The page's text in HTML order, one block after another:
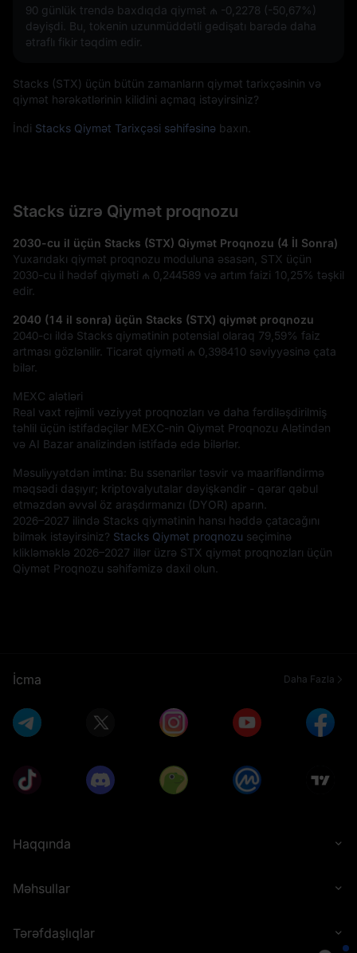
90 günlük trendə baxdıqda qiymət ₼ -0,2278 (-50,67%)
dəyişdi. Bu, tokenin uzunmüddətli gedişatı barədə daha
ətraflı fikir təqdim edir.
Stacks (STX) üçün bütün zamanların qiymət tarixçəsinin və
qiymət hərəkətlərinin kilidini açmaq istəyirsiniz?
İndi Stacks Qiymət Tarixçəsi səhifəsinə baxın.
Stacks üzrə Qiymət proqnozu
2030-cu il üçün Stacks (STX) Qiymət Proqnozu (4 İl Sonra)
Yuxarıdakı qiymət proqnozu moduluna əsasən, STX üçün
2030-cu il hədəf qiyməti ₼ 0,244589 və artım faizi 10,25% təşkil
edir.
2040 (14 il sonra) üçün Stacks (STX) qiymət proqnozu
2040-cı ildə Stacks qiymətinin potensial olaraq 79,59% faiz
artması gözlənilir. Ticarət qiyməti ₼ 0,398410 səviyyəsinə çata
bilər.
MEXC alətləri
Real vaxt rejimli vəziyyət proqnozları və daha fərdiləşdirilmiş
təhlil üçün istifadəçilər MEXC-nin Qiymət Proqnozu Alətindən
və AI Bazar analizindən istifadə edə bilərlər.
Məsuliyyətdən imtina: Bu ssenarilər təsvir və maarifləndirmə
məqsədi daşıyır; kriptovalyutalar dəyişkəndir - qərar qəbul
etməzdən əvvəl öz araşdırmanızı (DYOR) aparın.
2026–2027 ilində Stacks qiymətinin hansı həddə çatacağını
bilmək istəyirsiniz? Stacks Qiymət proqnozu seçiminə
klikləməklə 2026–2027 illər üzrə STX qiymət proqnozları üçün
Qiymət Proqnozu səhifəmizə daxil olun.
İcma Daha Fazla
Haqqında
Məhsullar
Tərəfdaşlıqlar